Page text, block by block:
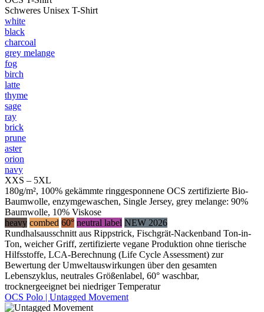
Schweres Unisex T-Shirt
white
black
charcoal
grey melange
fog
birch
latte
thyme
sage
ray
brick
prune
aster
orion
navy
XXS – 5XL
180g/m², 100% gekämmte ringgesponnene OCS zertifizierte Bio-
Baumwolle, enzymgewaschen, Single Jersey, grey melange: 90%
Baumwolle, 10% Viskose
heavy combed 60° neutral label NEW 2026
Rundhalsausschnitt aus Rippstrick, Fischgrät-Nackenband Ton-in-
Ton, weicher Griff, zertifizierte vegane Produktion ohne tierische
Hilfsstoffe, LCA-Berechnung (Life Cycle Assessment) zur
Bewertung der Umweltauswirkungen über den gesamten
Lebenszyklus, neutrales Größenlabel, 60° waschbar,
trocknergeeignet bei niedriger Temperatur
OCS Polo | Untagged Movement